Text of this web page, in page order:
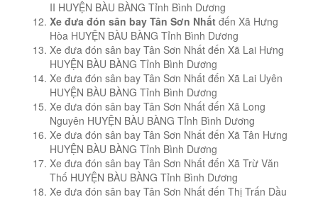
II HUYỆN BÀU BÀNG Tỉnh Bình Dương
Xe đưa đón sân bay Tân Sơn Nhất đến Xã Hưng
Hòa HUYỆN BÀU BÀNG Tỉnh Bình Dương
Xe đưa đón sân bay Tân Sơn Nhất đến Xã Lai Hưng
HUYỆN BÀU BÀNG Tỉnh Bình Dương
Xe đưa đón sân bay Tân Sơn Nhất đến Xã Lai Uyên
HUYỆN BÀU BÀNG Tỉnh Bình Dương
Xe đưa đón sân bay Tân Sơn Nhất đến Xã Long
Nguyên HUYỆN BÀU BÀNG Tỉnh Bình Dương
Xe đưa đón sân bay Tân Sơn Nhất đến Xã Tân Hưng
HUYỆN BÀU BÀNG Tỉnh Bình Dương
Xe đưa đón sân bay Tân Sơn Nhất đến Xã Trừ Văn
Thố HUYỆN BÀU BÀNG Tỉnh Bình Dương
Xe đưa đón sân bay Tân Sơn Nhất đến Thị Trấn Dầu